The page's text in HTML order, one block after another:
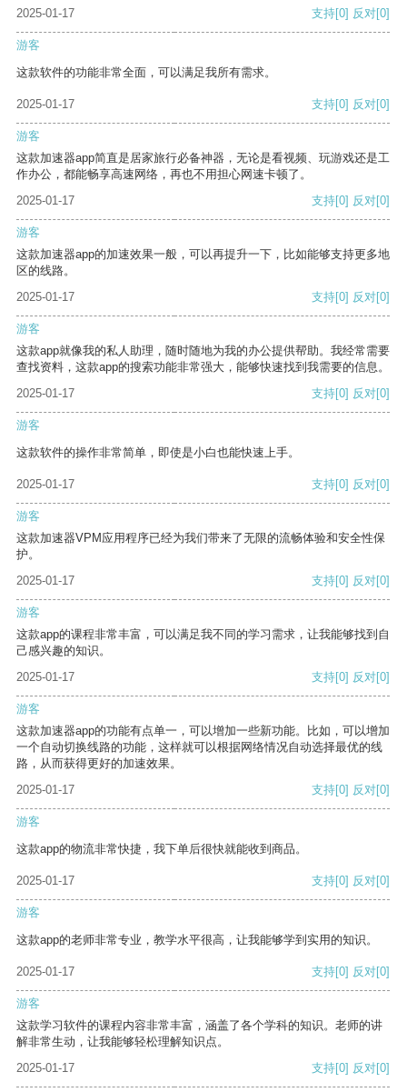
2025-01-17 支持[0] 反对[0]
游客
这款软件的功能非常全面，可以满足我所有需求。
2025-01-17 支持[0] 反对[0]
游客
这款加速器app简直是居家旅行必备神器，无论是看视频、玩游戏还是工
作办公，都能畅享高速网络，再也不用担心网速卡顿了。
2025-01-17
支持[0] 反对[0]
游客
这款加速器app的加速效果一般，可以再提升一下，比如能够支持更多地
区的线路。
2025-01-17
支持[0] 反对[0]
游客
这款app就像我的私人助理，随时随地为我的办公提供帮助。我经常需要
查找资料，这款app的搜索功能非常强大，能够快速找到我需要的信息。
2025-01-17
支持[0] 反对[0]
游客
这款软件的操作非常简单，即使是小白也能快速上手。
2025-01-17 支持[0] 反对[0]
游客
这款加速器VPM应用程序已经为我们带来了无限的流畅体验和安全性保
护。
2025-01-17
支持[0] 反对[0]
游客
这款app的课程非常丰富，可以满足我不同的学习需求，让我能够找到自
己感兴趣的知识。
2025-01-17
支持[0] 反对[0]
游客
这款加速器app的功能有点单一，可以增加一些新功能。比如，可以增加
一个自动切换线路的功能，这样就可以根据网络情况自动选择最优的线
路，从而获得更好的加速效果。
2025-01-17
支持[0] 反对[0]
游客
这款app的物流非常快捷，我下单后很快就能收到商品。
2025-01-17 支持[0] 反对[0]
游客
这款app的老师非常专业，教学水平很高，让我能够学到实用的知识。
2025-01-17 支持[0] 反对[0]
游客
这款学习软件的课程内容非常丰富，涵盖了各个学科的知识。老师的讲
解非常生动，让我能够轻松理解知识点。
2025-01-17
支持[0] 反对[0]